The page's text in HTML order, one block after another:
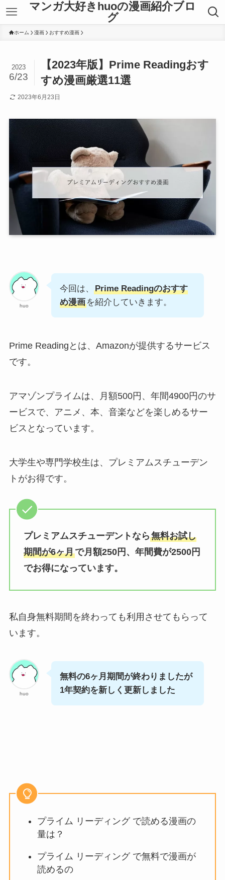
マンガ大好きhuoの漫画紹介ブロ
グ
ホーム 漫画 おすすめ漫画
【2023年版】Prime Readingおす
すめ漫画厳選11選
2023
6/23
2023年6月23日
huo
今回は、
Prime Readingのおすす
め漫画を紹介していきます。
Prime Readingとは、Amazonが提供するサービス
です。
アマゾンプライムは、月額500円、年間4900円のサ
ービスで、アニメ、本、音楽などを楽しめるサー
ビスとなっています。
大学生や専門学校生は、プレミアムスチューデン
トがお得です。
プレミアムスチューデントなら無料お試し
期間が6ヶ月で月額250円、年間費が2500円
でお得になっています。
私自身無料期間を終わっても利用させてもらって
います。
huo
無料の6ヶ月期間が終わりましたが
1年契約を新しく更新しました
プライム リーディング で読める漫画の
量は？
プライム リーディング で無料で漫画が
読めるの